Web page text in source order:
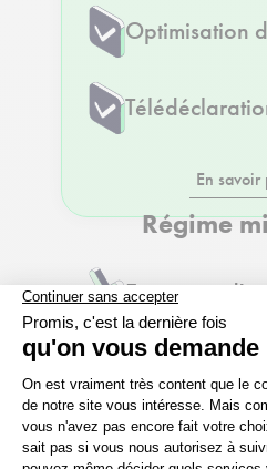
Optimisation
En savoir
Régime
Economie
Optimisation